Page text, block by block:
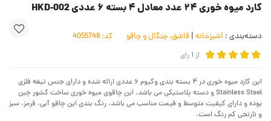
کارد میوه خوری ۲۴ عدد معادل ۴ بسته ۶ عددی HKD-002
دسته‌بندی : آشپزخانه | قاشق، چنگال و چاقو کد:
از 1رای
این کارد میوه خوری در ۴ بسته بندی وکیوم ۶ عددی ارائه شده و دارای جنس تیغه فلزی
Stainless Steel و دسته پلاستیکی می باشد. این چاقوی میوه خوری ساخت کشور چین
بوده و دارای کیفیت متوسط و قیمت مناسب می باشد. رنگ بندی این چاقو آبی، قرمز، سبز
و نارنجی کم رنگ است.